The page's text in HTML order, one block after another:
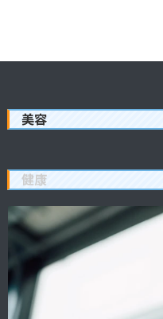
美容
健康